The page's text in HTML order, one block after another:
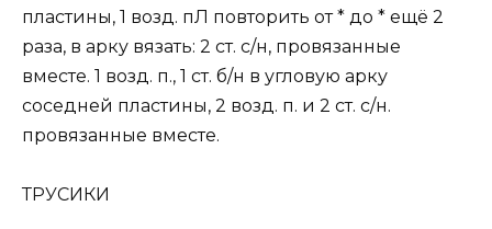
пластины, 1 возд. пЛ повторить от * до * ещё 2
раза, в арку вязать: 2 ст. с/н, провязанные
вместе. 1 возд. п., 1 ст. б/н в угловую арку
соседней пластины, 2 возд. п. и 2 ст. с/н.
провязанные вместе.
ТРУСИКИ